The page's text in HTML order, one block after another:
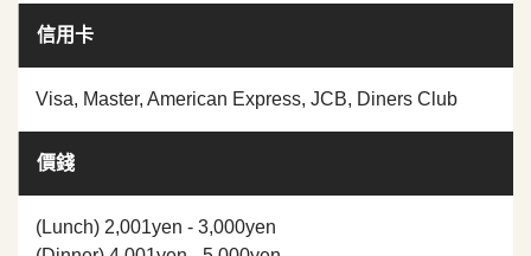
信用卡
Visa, Master, American Express, JCB, Diners Club
價錢
(Lunch) 2,001yen - 3,000yen